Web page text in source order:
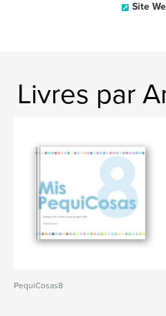
Site
Livres par
PequiCosas8